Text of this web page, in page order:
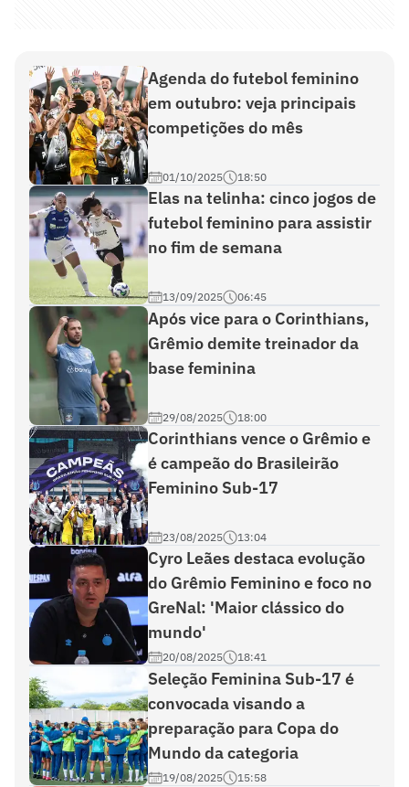
Agenda do futebol feminino
em outubro: veja principais
competições do mês
01/10/2025 18:50
Elas na telinha: cinco jogos de
futebol feminino para assistir
no fim de semana
13/09/2025 06:45
Após vice para o Corinthians,
Grêmio demite treinador da
base feminina
29/08/2025 18:00
Corinthians vence o Grêmio e
é campeão do Brasileirão
Feminino Sub-17
23/08/2025 13:04
Cyro Leães destaca evolução
do Grêmio Feminino e foco no
GreNal: 'Maior clássico do
mundo'
20/08/2025 18:41
Seleção Feminina Sub-17 é
convocada visando a
preparação para Copa do
Mundo da categoria
19/08/2025 15:58